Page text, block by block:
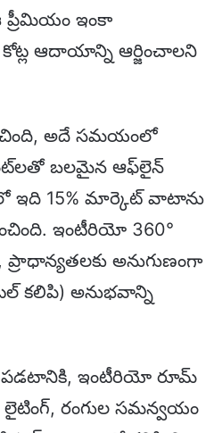
ప్రీమియం ఇంకా
ఆదాయాన్ని ఆర్జించాలని
అదే సమయంలో
బలమైన ఆఫ్‌లైన్
ఇది 15% మార్కెట్ వాటాను
ఇంటీరియో 360°
ప్రాధాన్యతలకు అనుగుణంగా
కలిపి) అనుభవాన్ని
ఇంటీరియో రూమ్
లైటింగ్, రంగుల సమన్వయం